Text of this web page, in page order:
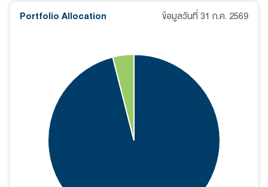
Portfolio Allocation ข้อมูลวันที่ 31 ก.ค. 2569